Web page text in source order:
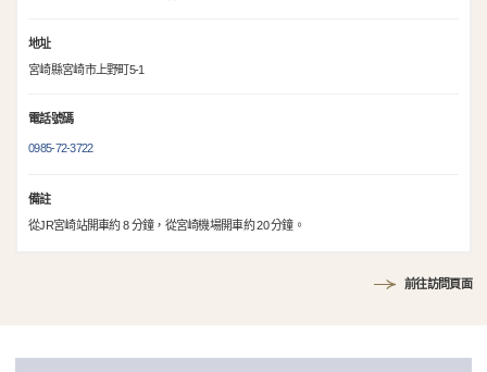
地址
宮崎縣宮崎市上野町5-1
電話號碼
0985-72-3722
備註
從JR宮崎站開車約 8 分鐘，從宮崎機場開車約 20 分鐘。
前往訪問頁面